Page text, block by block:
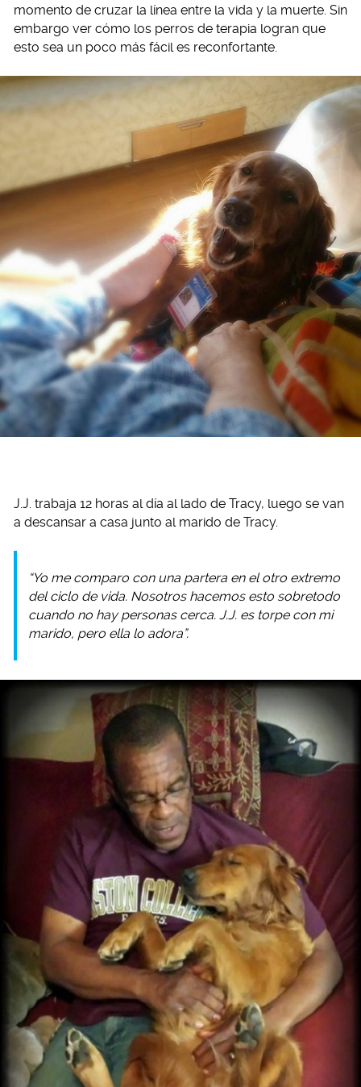
momento de cruzar la línea entre la vida y la muerte. Sin
embargo ver cómo los perros de terapia logran que
esto sea un poco más fácil es reconfortante.
J.J. trabaja 12 horas al día al lado de Tracy, luego se van
a descansar a casa junto al marido de Tracy.
“Yo me comparo con una partera en el otro extremo
del ciclo de vida. Nosotros hacemos esto sobretodo
cuando no hay personas cerca. J.J. es torpe con mi
marido, pero ella lo adora”.